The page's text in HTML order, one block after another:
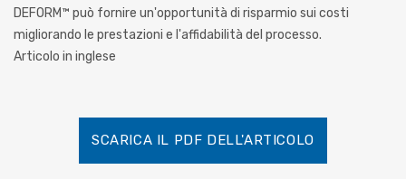
DEFORM™ può fornire un'opportunità di risparmio sui costi
migliorando le prestazioni e l'affidabilità del processo.
Articolo in inglese
SCARICA IL PDF DELL'ARTICOLO